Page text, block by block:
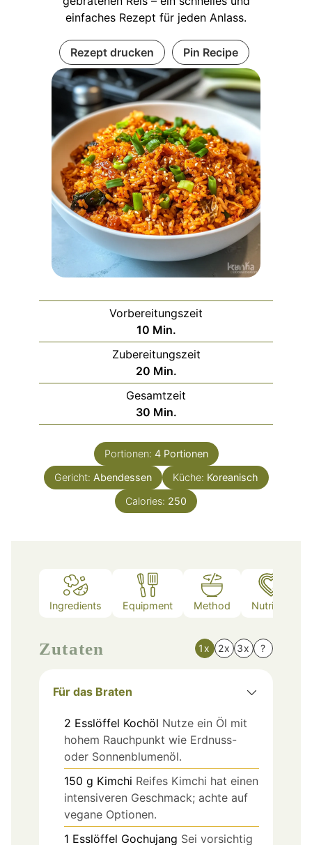
einfaches Rezept für jeden Anlass.
Rezept drucken Pin Recipe
Vorbereitungszeit
10Minuten
Min.
Zubereitungszeit
20Minuten
Min.
Gesamtzeit
30Minuten
Min.
Portionen: 4 Portionen
Gericht: Abendessen Küche: Koreanisch
Calories: 250
Ingredients Equipment Method Nutrition
Zutaten 1x 2x 3x ?
Für das Braten
2 Esslöffel Kochöl Nutze ein Öl mit
hohem Rauchpunkt wie Erdnuss-
oder Sonnenblumenöl.
150 g Kimchi Reifes Kimchi hat einen
intensiveren Geschmack; achte auf
vegane Optionen.
1 Esslöffel Gochujang Sei vorsichtig